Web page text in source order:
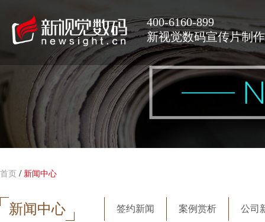
400-6160-899
新视觉数码宣传片制
首页 / 新闻中心
新闻中心 签约新闻 案例赏析 公司